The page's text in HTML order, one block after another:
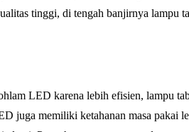
tinggi, di tengah banjirnya lampu
LED karena lebih efisien, lampu
juga memiliki ketahanan masa pakai